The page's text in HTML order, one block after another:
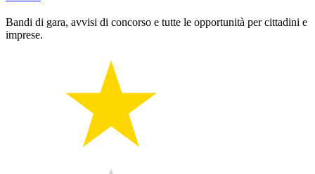
Bandi di gara, avvisi di concorso e tutte le opportunità per cittadini e
imprese.